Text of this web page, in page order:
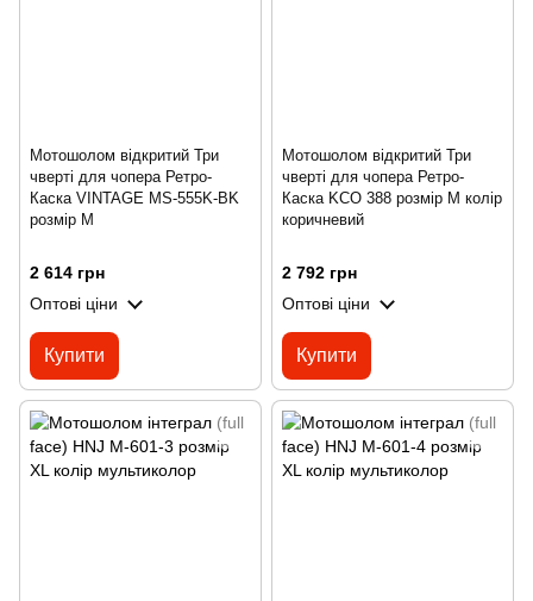
Мотошолом відкритий Три
чверті для чопера Ретро-
Каска VINTAGE MS-555K-BK
розмір M
2 614 грн
Оптові ціни
Купити
Мотошолом відкритий Три
чверті для чопера Ретро-
Каска KCO 388 розмір M колір
коричневий
2 792 грн
Оптові ціни
Купити